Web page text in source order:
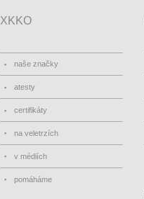
XKKO
naše značky
atesty
certifikáty
na veletrzích
v médiích
pomáháme